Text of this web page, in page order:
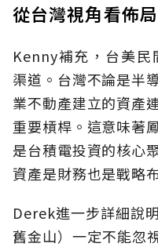
從台灣視角看佈
Kenny補充，台美
渠道。台灣不論是半
業不動產建立的資產
重要槓桿。這意味著
是台積電投資的核心
資產是財務也是戰略
Derek進一步詳細說
舊金山）一定不能忽